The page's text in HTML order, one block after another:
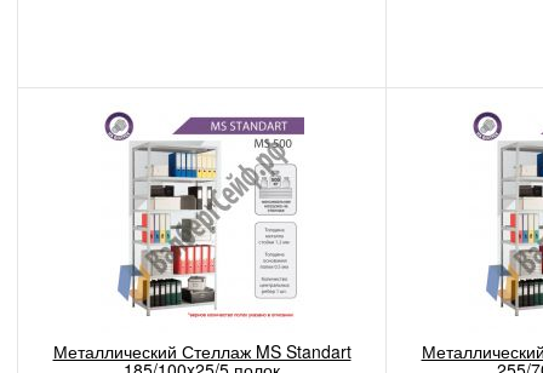
Металлический Стеллаж MS Standart